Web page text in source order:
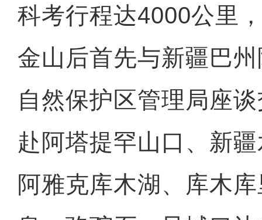
科考行程达4000公里
金山后首先与新疆巴
自然保护区管理局座
赴阿塔提罕山口、新
阿雅克库木湖、库木